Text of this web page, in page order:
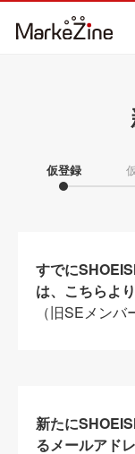
仮登録
すでに
は、こちらより
（旧SEメンバ
新たに
るメールアド